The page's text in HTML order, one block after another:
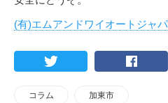
(有)エムアンドワイオートジャ
コラム 加東市